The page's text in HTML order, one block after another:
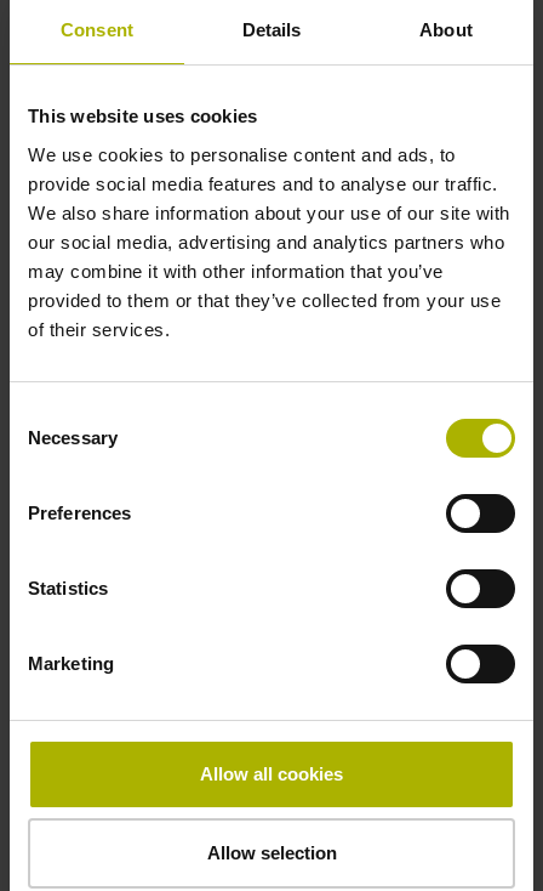
Consent Details About
This website uses cookies
We use cookies to personalise content and ads, to
provide social media features and to analyse our traffic.
We also share information about your use of our site with
our social media, advertising and analytics partners who
may combine it with other information that you’ve
provided to them or that they’ve collected from your use
of their services.
Selection
Necessary
Preferences
Statistics
Marketing
Allow all cookies
Allow selection
Spannungsversorgung
10 V ... 28,8 V
Elektrischer Anschluss
Maximalgeschwindigkeit